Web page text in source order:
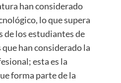
han considerado
lo que supera
de los estudiantes de
han considerado la
esta es la
forma parte de la